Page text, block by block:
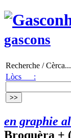
gascons
Recherche / Cèrca...
Lòcs :
en graphie
Broquèra +